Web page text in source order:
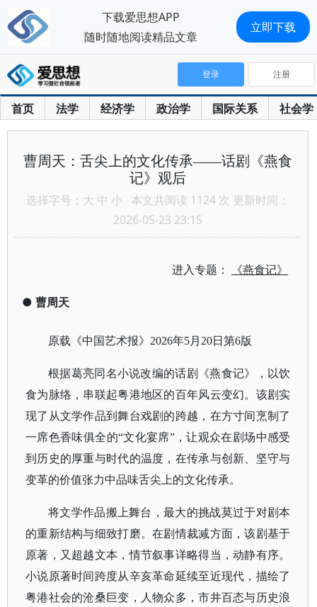
首页 法学 经济学 政治学 国际关系 社会学
登录 注册
曹周天：舌尖上的文化传承——话剧《燕食
记》观后
选择字号： 大 中 小 本文共阅读 1124 次 更新时间：
2026-05-23 23:15
进入专题： 《燕食记》
● 曹周天
原载《中国艺术报》 2026年5月20日第6版
根据葛亮同名小说改编的话剧《燕食记》，以饮
食为脉络，串联起粤港地区的百年风云变幻。该剧实
现了从文学作品到舞台戏剧的跨越，在方寸间烹制了
一席色香味俱全的“文化宴席”，让观众在剧场中感受
到历史的厚重与时代的温度，在传承与创新、坚守与
变革的价值张力中品味舌尖上的文化传承。
将文学作品搬上舞台，最大的挑战莫过于对剧本
的重新结构与细致打磨。在剧情裁减方面，该剧基于
原著，又超越文本，情节叙事详略得当，动静有序。
小说原著时间跨度从辛亥革命延续至近现代，描绘了
粤港社会的沧桑巨变，人物众多，市井百态与历史浪
下载爱思想APP
随时随地阅读精品文章
立即下载